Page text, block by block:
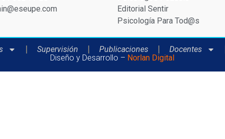
Editorial Sentir
Psicología Para Tod@s
Supervisión Publicaciones Docentes
Diseño y Desarrollo – Norlan Digital